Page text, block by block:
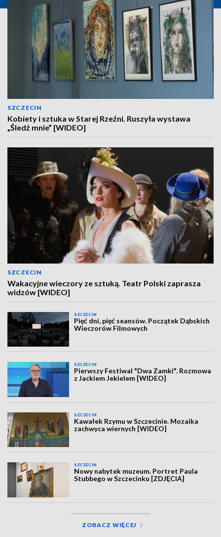
SZCZECIN
Kobiety i sztuka w Starej Rzeźni. Ruszyła wystawa
„Śledź mnie” [WIDEO]
SZCZECIN
Wakacyjne wieczory ze sztuką. Teatr Polski zaprasza
widzów [WIDEO]
SZCZECIN
Pięć dni, pięć seansów. Początek Dąbskich
Wieczorów Filmowych
SZCZECIN
Pierwszy Festiwal "Dwa Zamki". Rozmowa
z Jackiem Jekielem [WIDEO]
SZCZECIN
Kawałek Rzymu w Szczecinie. Mozaika
zachwyca wiernych [WIDEO]
SZCZECIN
Nowy nabytek muzeum. Portret Paula
Stubbego w Szczecinku [ZDJĘCIA]
ZOBACZ WIĘCEJ